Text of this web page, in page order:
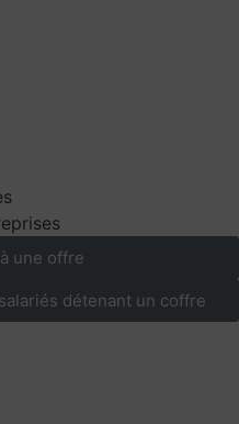
une offre
détenant un coffre